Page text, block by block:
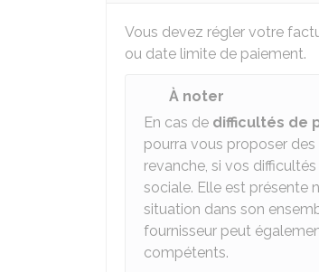
Vous devez régler votre
ou date limite de paiement.
À noter
En cas de difficultés de
pourra vous proposer
revanche, si vos
sociale. Elle est présente
situation dans son
fournisseur peut
compétents.